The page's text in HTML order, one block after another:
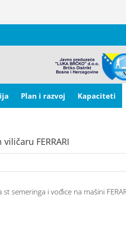
Plan i razvoj Kapaciteti
FERRARI
semeringa i vođice na mašini